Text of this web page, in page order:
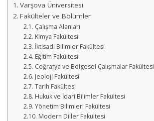
Varşova Üniversitesi
Fakülteler ve Bölümler
Çalışma Alanları
Kimya Fakültesi
İktisadi Bilimler Fakültesi
Eğitim Fakültesi
Coğrafya ve Bölgesel Çalışmalar Fakültesi
Jeoloji Fakültesi
Tarih Fakültesi
Hukuk ve İdari Bilimler Fakültesi
Yönetim Bilimleri Fakültesi
Modern Diller Fakültesi